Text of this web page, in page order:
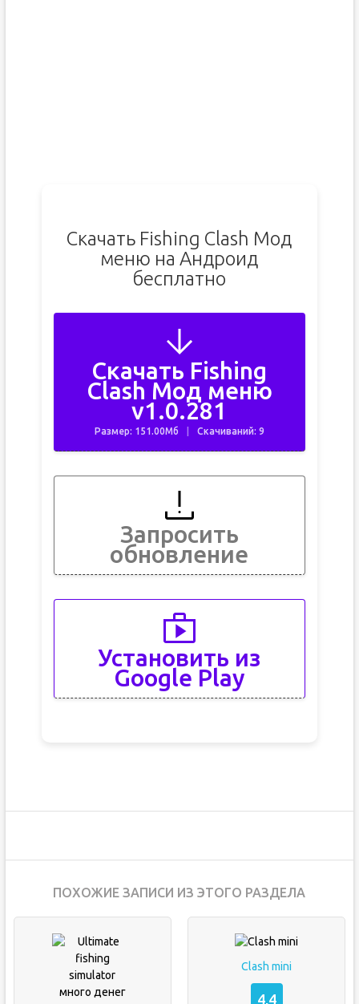
Скачать Fishing Clash Мод
меню на Андроид
бесплатно
Скачать Fishing
Clash Мод меню
v1.0.281
Размер: 151.00Мб Скачиваний: 9
Запросить
обновление
Установить из
Google Play
ПОХОЖИЕ ЗАПИСИ ИЗ ЭТОГО РАЗДЕЛА
Clash mini
4,4